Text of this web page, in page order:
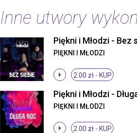
Inne utwory
PIĘKNI I MŁODZI
2.00 zł - KUP
PIĘKNI I MŁODZI
2.00 zł - KUP